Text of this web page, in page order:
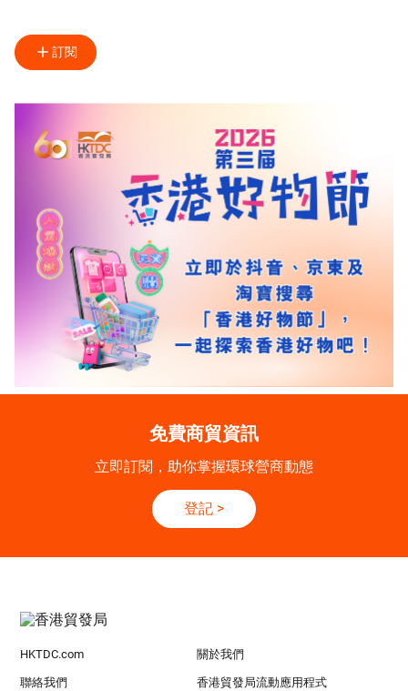
訂閱
免費商貿資訊
立即訂閱，助你掌握環球營商動態
登記 >
HKTDC.com 關於我們
聯絡我們 香港貿發局流動應用程式